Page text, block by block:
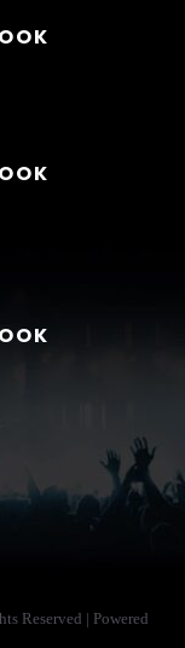
Reserved | Powered